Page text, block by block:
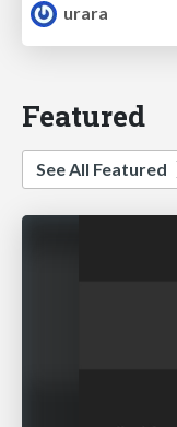
urara
Featured
See All Featured